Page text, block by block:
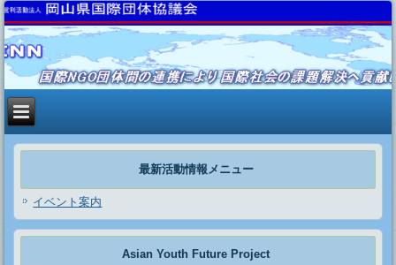
最新活動情報メニュー
イベント案内
Asian Youth Future Project